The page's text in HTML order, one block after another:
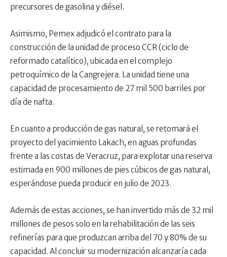
precursores de gasolina y diésel.
Asimismo, Pemex adjudicó el contrato para la
construcción de la unidad de proceso CCR (ciclo de
reformado catalítico), ubicada en el complejo
petroquímico de la Cangrejera. La unidad tiene una
capacidad de procesamiento de 27 mil 500 barriles por
día de nafta.
En cuanto a producción de gas natural, se retomará el
proyecto del yacimiento Lakach, en aguas profundas
frente a las costas de Veracruz, para explotar una reserva
estimada en 900 millones de pies cúbicos de gas natural,
esperándose pueda producir en julio de 2023.
Además de estas acciones, se han invertido más de 32 mil
millones de pesos solo en la rehabilitación de las seis
refinerías para que produzcan arriba del 70 y 80% de su
capacidad. Al concluir su modernización alcanzaría cada